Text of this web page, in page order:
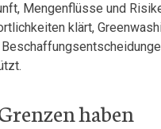
Mengenflüsse und
klärt,
haben